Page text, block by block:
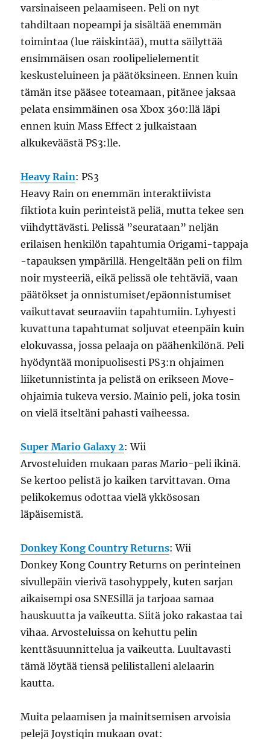
varsinaiseen pelaamiseen. Peli on nyt
tahdiltaan nopeampi ja sisältää enemmän
toimintaa (lue räiskintää), mutta säilyttää
ensimmäisen osan roolipelielementit
keskusteluineen ja päätöksineen. Ennen kuin
tämän itse pääsee toteamaan, pitänee jaksaa
pelata ensimmäinen osa Xbox 360:llä läpi
ennen kuin Mass Effect 2 julkaistaan
alkukeväästä PS3:lle.
Heavy Rain: PS3
Heavy Rain on enemmän interaktiivista
fiktiota kuin perinteistä peliä, mutta tekee sen
viihdyttävästi. Pelissä ”seurataan” neljän
erilaisen henkilön tapahtumia Origami-tappaja
-tapauksen ympärillä. Hengeltään peli on film
noir mysteeriä, eikä pelissä ole tehtäviä, vaan
päätökset ja onnistumiset/epäonnistumiset
vaikuttavat seuraaviin tapahtumiin. Lyhyesti
kuvattuna tapahtumat soljuvat eteenpäin kuin
elokuvassa, jossa pelaaja on päähenkilönä. Peli
hyödyntää monipuolisesti PS3:n ohjaimen
liiketunnistinta ja pelistä on erikseen Move-
ohjaimia tukeva versio. Mainio peli, joka tosin
on vielä itseltäni pahasti vaiheessa.
Super Mario Galaxy 2: Wii
Arvosteluiden mukaan paras Mario-peli ikinä.
Se kertoo pelistä jo kaiken tarvittavan. Oma
pelikokemus odottaa vielä ykkösosan
läpäisemistä.
Donkey Kong Country Returns: Wii
Donkey Kong Country Returns on perinteinen
sivullepäin vierivä tasohyppely, kuten sarjan
aikaisempi osa SNESillä ja tarjoaa samaa
hauskuutta ja vaikeutta. Siitä joko rakastaa tai
vihaa. Arvosteluissa on kehuttu pelin
kenttäsuunnittelua ja vaikeutta. Luultavasti
tämä löytää tiensä pelilistalleni alelaarin
kautta.
Muita pelaamisen ja mainitsemisen arvoisia
pelejä Joystiqin mukaan ovat: